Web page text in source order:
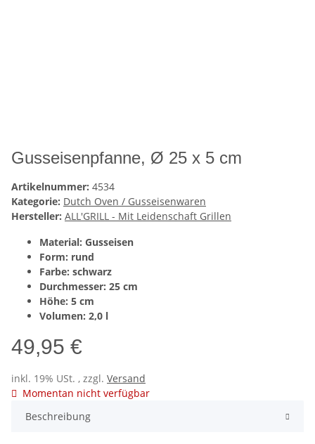
Gusseisenpfanne, Ø 25 x 5 cm
Artikelnummer: 4534
Kategorie: Dutch Oven / Gusseisenwaren
Hersteller: ALL'GRILL - Mit Leidenschaft Grillen
Material: Gusseisen
Form: rund
Farbe: schwarz
Durchmesser: 25 cm
Höhe: 5 cm
Volumen: 2,0 l
49,95 €
inkl. 19% USt. , zzgl. Versand
Momentan nicht verfügbar
Beschreibung